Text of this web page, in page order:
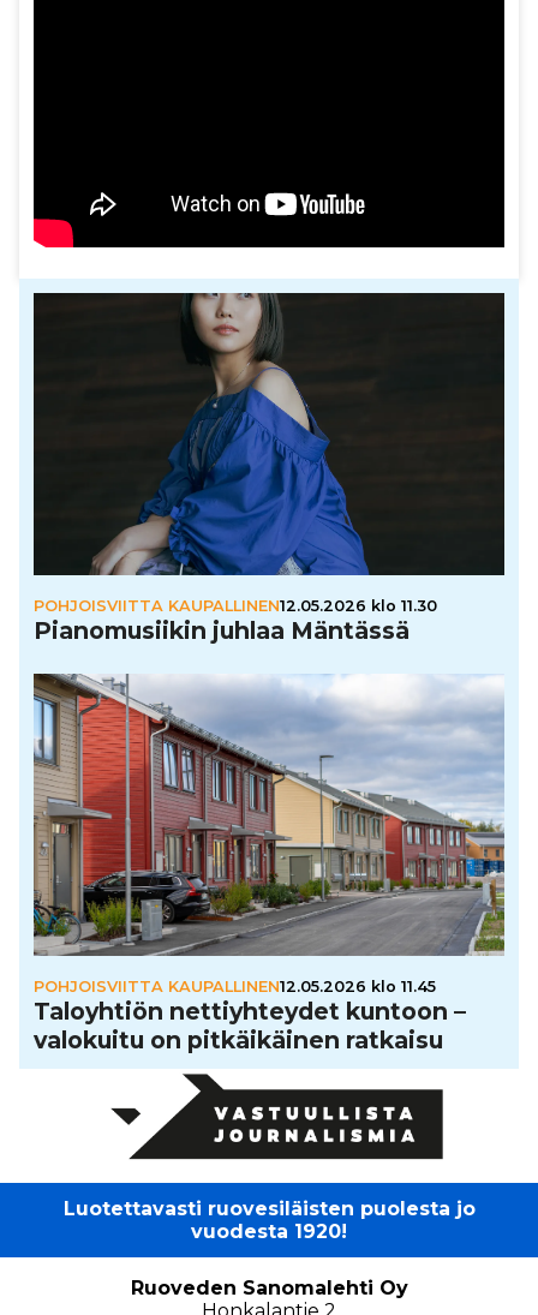
POHJOISVIITTA KAUPALLINEN12.05.2026 klo 11.30
Pia­no­mu­sii­kin juhlaa Mäntässä
POHJOISVIITTA KAUPALLINEN12.05.2026 klo 11.45
Talo­yh­tiön net­tiyh­tey­det kuntoon –
valokuitu on pit­käi­käi­nen ratkaisu
Luotettavasti ruovesiläisten puolesta jo
vuodesta 1920!
Ruoveden Sanomalehti Oy
Honkalantie 2